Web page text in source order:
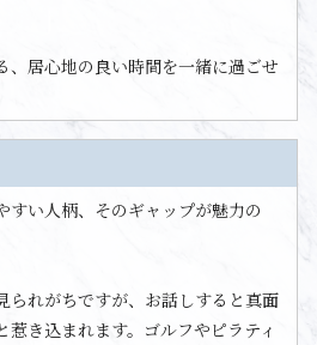
、居心地の良い時間を一緒に過ごせ
すい人柄、そのギャップが魅力の
られがちですが、お話しすると真面
惹き込まれます。ゴルフやピラティ